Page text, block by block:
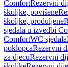
ComfortRezervni
školjke, povišene
školjke, produljene
sjedala u izvedbi
ComfortWC sjedala
poklopcaRezervni
za djecuRezervni